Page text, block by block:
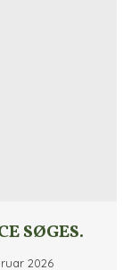
SØGES.
2026